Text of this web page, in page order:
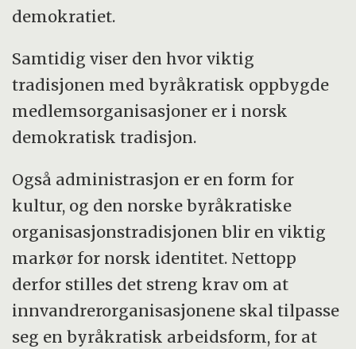
demokratiet.
Samtidig viser den hvor viktig
tradisjonen med byråkratisk oppbygde
medlemsorganisasjoner er i norsk
demokratisk tradisjon.
Også administrasjon er en form for
kultur, og den norske byråkratiske
organisasjonstradisjonen blir en viktig
markør for norsk identitet. Nettopp
derfor stilles det streng krav om at
innvandrerorganisasjonene skal tilpasse
seg en byråkratisk arbeidsform, for at